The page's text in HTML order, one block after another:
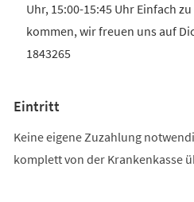
Uhr, 15:00-15:45 Uhr Einfach
kommen, wir freuen uns auf
1843265
Eintritt
Keine eigene Zuzahlung
komplett von der Krankenkasse